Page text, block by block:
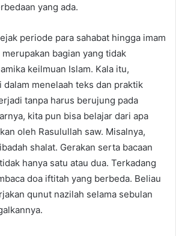
yang ada.
periode para sahabat hingga imam
bagian yang tidak
keilmuan Islam. Kala itu,
menelaah teks dan praktik
tanpa harus berujung pada
kita pun bisa belajar dari apa
oleh Rasulullah saw. Misalnya,
shalat. Gerakan serta bacaan
hanya satu atau dua. Terkadang
doa iftitah yang berbeda. Beliau
qunut nazilah selama sebulan